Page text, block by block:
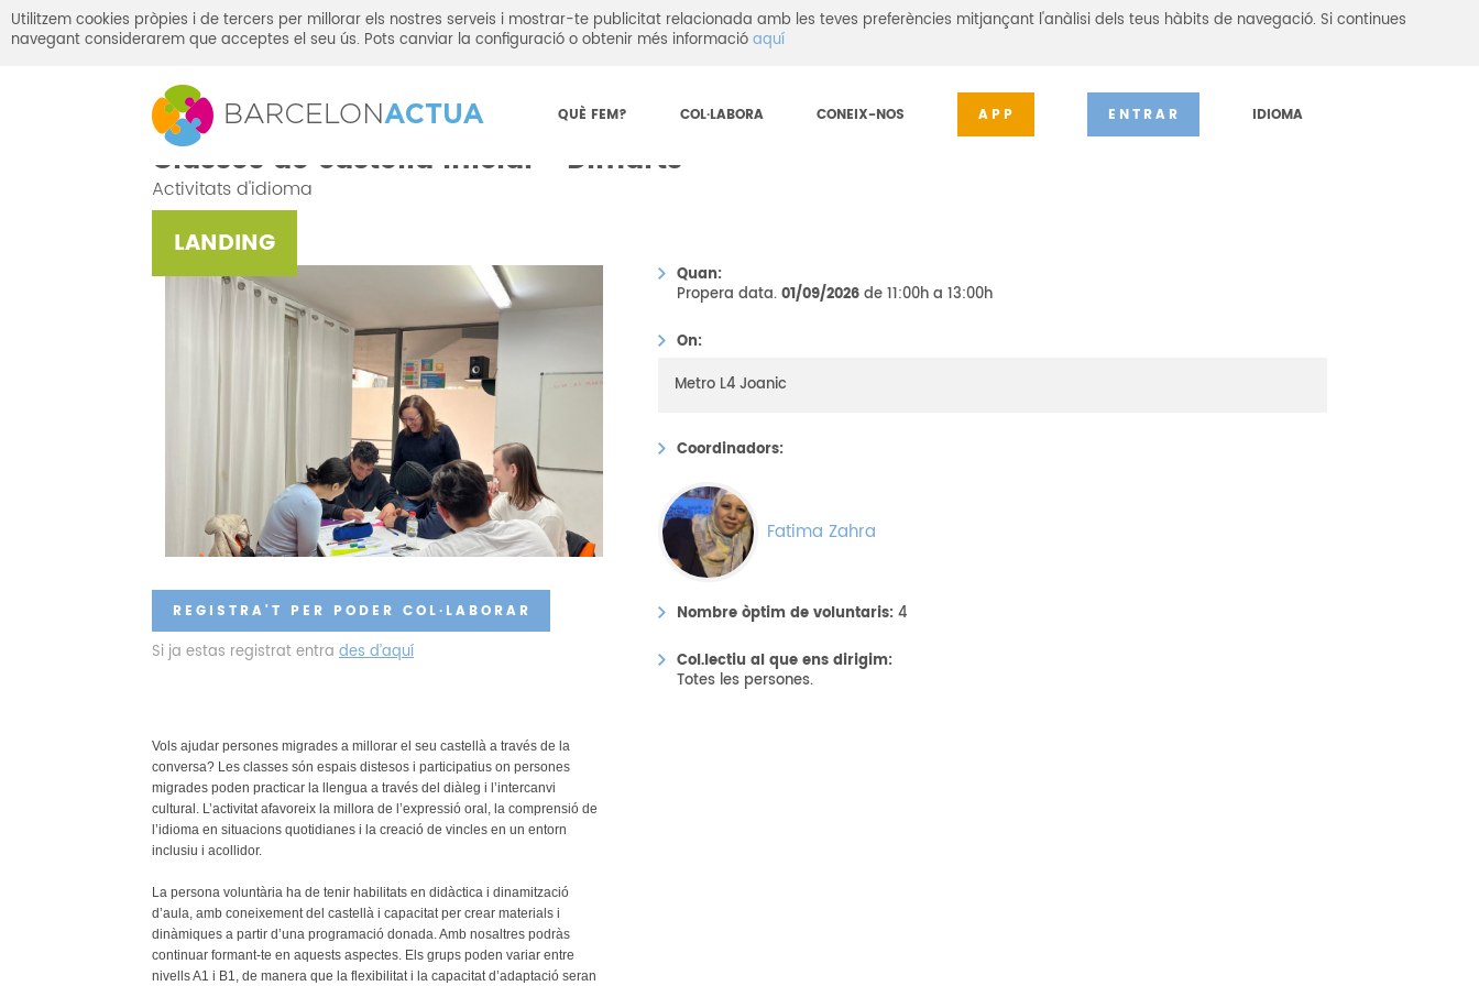
Utilitzem cookies pròpies i de tercers per millorar els nostres serveis i mostrar-te publicitat relacionada amb les teves preferències mitjançant l'anàlisi dels teus hàbits de navegació. Si continues
navegant considerarem que acceptes el seu ús. Pots canviar la configuració o obtenir més informacióaquí
QUÈ FEM? COL·LABORA CONEIX-NOS APP ENTRAR IDIOMA
INICI ACTIVITATS Classes de castellà inicial - Dimarts
Classes de castellà inicial - Dimarts
Activitats d'idioma
LANDING
REGISTRA'T PER PODER COL·LABORAR
Si ja estas registrat entra des d’aquí
Vols ajudar persones migrades a millorar el seu castellà a través de la
conversa? Les classes són espais distesos i participatius on persones
migrades poden practicar la llengua a través del diàleg i l’intercanvi
cultural. L’activitat afavoreix la millora de l’expressió oral, la comprensió de
l’idioma en situacions quotidianes i la creació de vincles en un entorn
inclusiu i acollidor.
La persona voluntària ha de tenir habilitats en didàctica i dinamització
d’aula, amb coneixement del castellà i capacitat per crear materials i
dinàmiques a partir d’una programació donada. Amb nosaltres podràs
continuar formant-te en aquests aspectes. Els grups poden variar entre
nivells A1 i B1, de manera que la flexibilitat i la capacitat d’adaptació seran
Quan:
Propera data.01/09/2026de 11:00h a 13:00h
On:
Metro L4 Joanic
Coordinadors:
Fatima Zahra
Nombre òptim de voluntaris:4
Col.lectiu al que ens dirigim:
Totes les persones.